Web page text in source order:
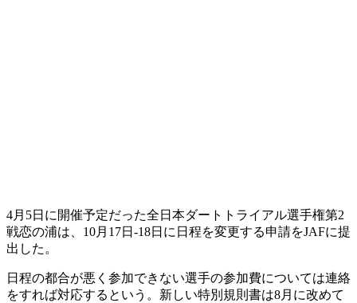
4月5日に開催予定だった全日本ダートトライアル選手権第2
戦恋の浦は、10月17日-18日に日程を変更する申請をJAFに提
出した。
日程の都合が悪く参加できない選手の参加費については連絡
をすれば対応するという。新しい特別規則書は8月に改めて